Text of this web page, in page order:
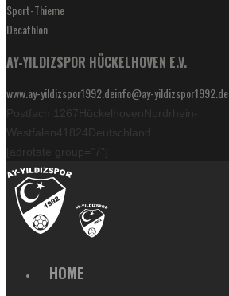
Sport-Thieme
Decathlon
AY-YILDIZSPOR HÜCKELHOVEN E.V.
www.ay-yildizspor1992.deinfo@ay-yildizspor1992.de
Postfach 1267Hückelhoven
Nordrhein-
Westfalen 41824 Deutschland
[adrotate group="7"]
HOME